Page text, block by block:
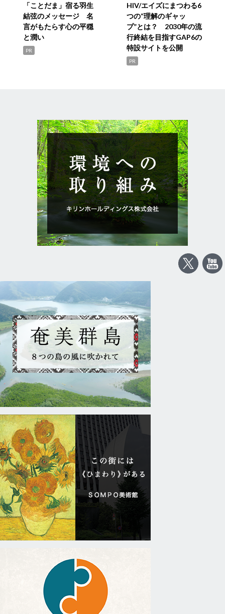
「ことだま」宿る羽生
結弦のメッセージ 名
言がもたらす心の平穏
と潤い
PR
HIV/エイズにまつわる6
つの“理解のギャッ
プ”とは？ 2030年の流
行終結を目指すGAP6の
特設サイトを公開
PR